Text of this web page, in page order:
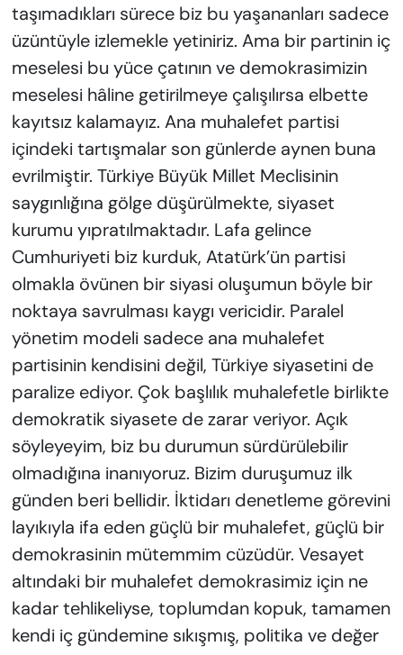
taşımadıkları sürece biz bu yaşananları sadece
üzüntüyle izlemekle yetiniriz. Ama bir partinin iç
meselesi bu yüce çatının ve demokrasimizin
meselesi hâline getirilmeye çalışılırsa elbette
kayıtsız kalamayız. Ana muhalefet partisi
içindeki tartışmalar son günlerde aynen buna
evrilmiştir. Türkiye Büyük Millet Meclisinin
saygınlığına gölge düşürülmekte, siyaset
kurumu yıpratılmaktadır. Lafa gelince
Cumhuriyeti biz kurduk, Atatürk’ün partisi
olmakla övünen bir siyasi oluşumun böyle bir
noktaya savrulması kaygı vericidir. Paralel
yönetim modeli sadece ana muhalefet
partisinin kendisini değil, Türkiye siyasetini de
paralize ediyor. Çok başlılık muhalefetle birlikte
demokratik siyasete de zarar veriyor. Açık
söyleyeyim, biz bu durumun sürdürülebilir
olmadığına inanıyoruz. Bizim duruşumuz ilk
günden beri bellidir. İktidarı denetleme görevini
layıkıyla ifa eden güçlü bir muhalefet, güçlü bir
demokrasinin mütemmim cüzüdür. Vesayet
altındaki bir muhalefet demokrasimiz için ne
kadar tehlikeliyse, toplumdan kopuk, tamamen
kendi iç gündemine sıkışmış, politika ve değer